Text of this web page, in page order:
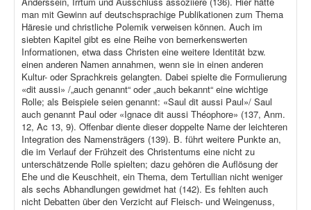
man mit Gewinn auf deutschsprachige Publikationen zum Thema
Häresie und christliche Polemik verweisen können. Auch im
siebten Kapitel gibt es eine Reihe von bemerkenswerten
Informationen, etwa dass Christen eine weitere Identität bzw.
einen anderen Namen annahmen, wenn sie in einen anderen
Kultur- oder Sprachkreis gelangten. Dabei spielte die Formulierung
«dit aussi» /„auch genannt“ oder „auch bekannt“ eine wichtige
Rolle; als Beispiele seien genannt: «Saul dit aussi Paul»/ Saul
auch genannt Paul oder «Ignace dit aussi Théophore» (137, Anm.
12, Ac 13, 9). Offenbar diente dieser doppelte Name der leichteren
Integration des Namensträgers (139). B. führt weitere Punkte an,
die im Verlauf der Frühzeit des Christentums eine nicht zu
unterschätzende Rolle spielten; dazu gehören die Auflösung der
Ehe und die Keuschheit, ein Thema, dem Tertullian nicht weniger
als sechs Abhandlungen gewidmet hat (142). Es fehlten auch
nicht Debatten über den Verzicht auf Fleisch- und Weingenuss,